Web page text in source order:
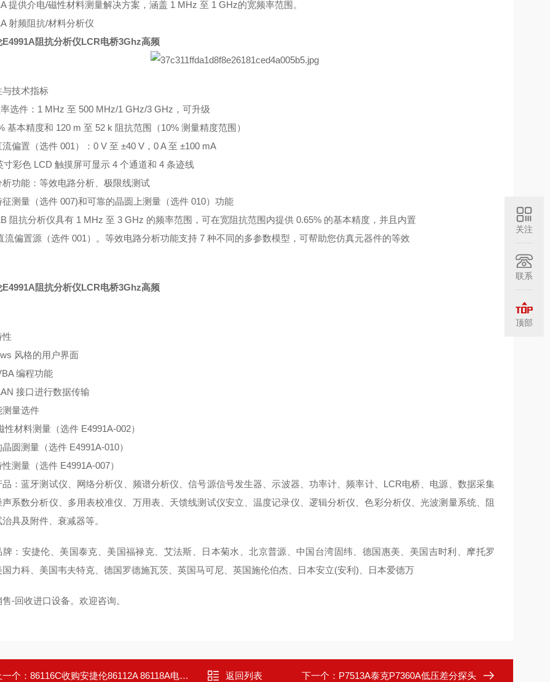
提供介电/磁性材料测量解决方案，涵盖 1 MHz 至 1 GHz的宽频率范围。
射频阻抗/材料分析仪
E4991A阻抗分析仪LCR电桥3Ghz高频
与技术指标
选件：1 MHz 至 500 MHz/1 GHz/3 GHz，可升级
基本精度和 120 m 至 52 k 阻抗范围（10% 测量精度范围）
流偏置（选件 001）：0 V 至 ±40 V，0 A 至 ±100 mA
寸彩色 LCD 触摸屏可显示 4 个通道和 4 条迹线
析功能：等效电路分析、极限线测试
征测量（选件 007)和可靠的晶圆上测量（选件 010）功能
阻抗分析仪具有 1 MHz 至 3 GHz 的频率范围，可在宽阻抗范围内提供 0.65% 的基本精度，并且内置
流偏置源（选件 001）。等效电路分析功能支持 7 种不同的多参数模型，可帮助您仿真元器件的等效
E4991A阻抗分析仪LCR电桥3Ghz高频
性
风格的用户界面
编程功能
接口进行数据传输
测量选件
性材料测量（选件 E4991A-002）
圆测量（选件 E4991A-010）
测量（选件 E4991A-007）
品：蓝牙测试仪、网络分析仪、频谱分析仪、信号源信号发生器、示波器、功率计、频率计、LCR电桥、电源、数据采集
声系数分析仪、多用表校准仪、万用表、天馈线测试仪安立、温度记录仪、逻辑分析仪、色彩分析仪、光波测量系统、阻
具及附件、衰减器等。
牌：安捷伦、美国泰克、美国福禄克、艾法斯、日本菊水、北京普源、中国台湾固纬、德国惠美、美国吉时利、摩托罗
国力科、美国韦夫特克、德国罗德施瓦茨、英国马可尼、英国施伦伯杰、日本安立(安利)、日本爱德万
-回收进口设备。欢迎咨询。
一个： 86116C收购安捷伦86112A 86118A电气模块 返回列表 下一个： P7513A泰克P7360A低压差分探头
关注
联系
顶部